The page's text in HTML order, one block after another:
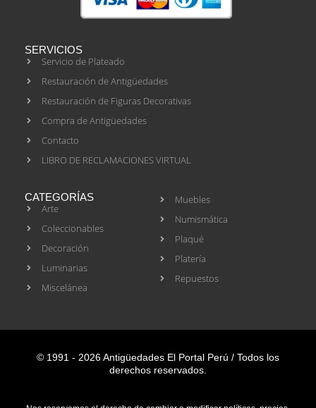
SERVICIOS
Servicio de Plateado
Restauración de Antigüedades
Restauración de Figuras Decorativas
Compra de Antigüedades
Contacto
LIBRO DE RECLAMACIONES VIRTUAL
CATEGORÍAS
Arte
Coleccionables
Decoración
Luminarias
Miscelánea
Muebles
Numismática
Plaqué
Platería
Repuestos
© 1991 - 2026 Antigüedades El Portal Perú / Todos los
derechos reservados.